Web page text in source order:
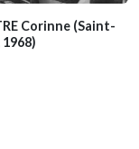
Corinne (Saint-